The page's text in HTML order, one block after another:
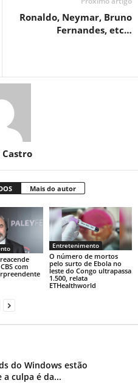
Ronaldo, Neymar, Bruno
Fernandes, etc…
Castro
Mais do autor
com
Entretenimento
O número de mortos
pelo surto de Ebola no
leste do Congo ultrapassa
1.500, relata
ETHealthworld
do Windows estão
culpa é da...